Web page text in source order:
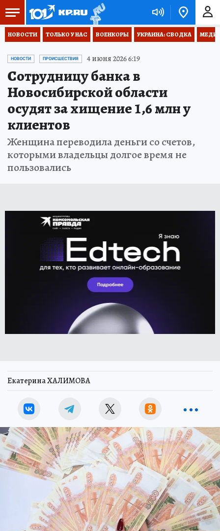
НОВОСТИ ТОЛЬКО У НАС ВОЕНКОРЫ УКРАИНА: СВОДКА
НОВОСТИ ПРОИСШЕСТВИЯ 4 июня 2026 6:19
Сотрудницу банка в
Новосибирской области
осудят за хищение 1,6 млн у
клиентов
Женщина переводила деньги со счетов,
которыми владельцы долгое время не
пользовались
Екатерина ХАЛИМОВА